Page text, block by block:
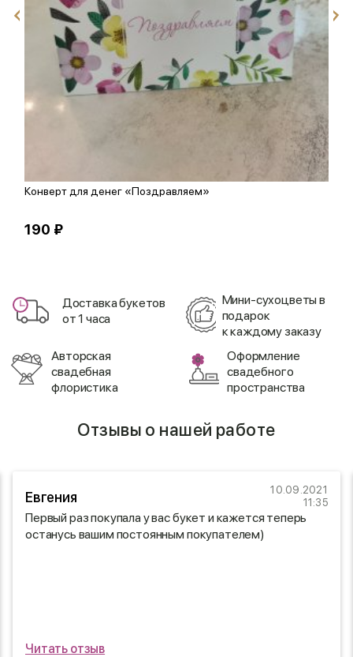
Конверт для денег «Поздравляем»
190 ₽
Доставка букетов
от 1 часа
Мини-сухоцветы в
подарок
к каждому заказу
Авторская
свадебная
флористика
Оформление
свадебного
пространства
Отзывы о нашей работе
Евгения
10.09.2021
11:35
Первый раз покупала у вас букет и кажется теперь
останусь вашим постоянным покупателем)
Читать отзыв